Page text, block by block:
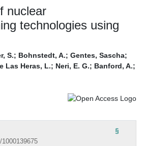
nuclear
technologies using
S.; Bohnstedt, A.; Gentes, Sascha;
Las Heras, L.; Neri, E. G.; Banford, A.;
§